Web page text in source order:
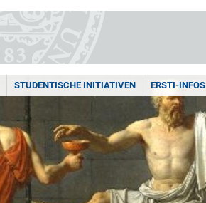
STUDENTISCHE INITIATIVEN ERSTI-INFOS